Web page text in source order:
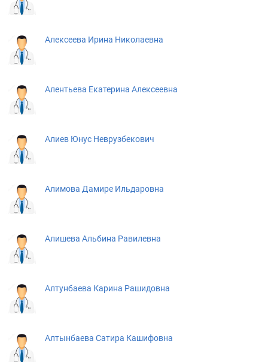
Алексеева Ирина Николаевна
Алентьева Екатерина Алексеевна
Алиев Юнус Неврузбекович
Алимова Дамире Ильдаровна
Алишева Альбина Равилевна
Алтунбаева Карина Рашидовна
Алтынбаева Сатира Кашифовна